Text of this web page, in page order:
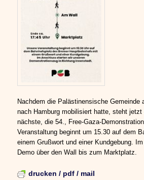
Nachdem die Palästinensische Gemeinde
nach Hamburg mobilisiert hatte, steht jetzt
nächste, die 54., Free-Gaza-
Veranstaltung beginnt um 15.30 auf dem
einem Grußwort und einer Kundgebung.
Demo über den Wall bis zum Marktplatz.
drucken / pdf / mail